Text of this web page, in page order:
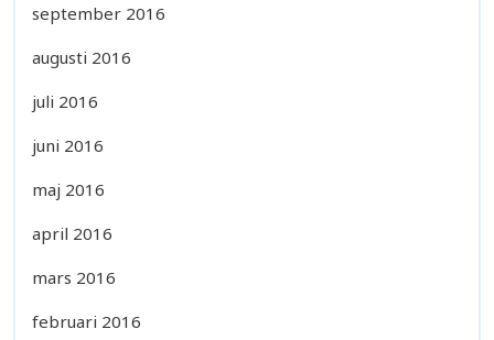
september 2016
augusti 2016
juli 2016
juni 2016
maj 2016
april 2016
mars 2016
februari 2016